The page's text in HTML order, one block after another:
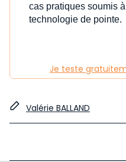
cas pratiques soumis
technologie de pointe.
Je teste
Valérie BALLAND